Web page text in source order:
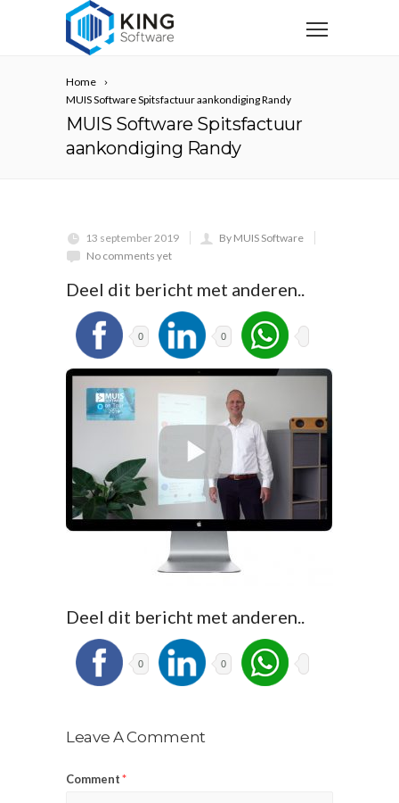
Home
MUIS Software Spitsfactuur aankondiging Randy
MUIS Software Spitsfactuur
aankondiging Randy
13 september 2019
By MUIS Software
No comments yet
Deel dit bericht met anderen..
0 0
Deel dit bericht met anderen..
0 0
Leave A Comment
Comment*